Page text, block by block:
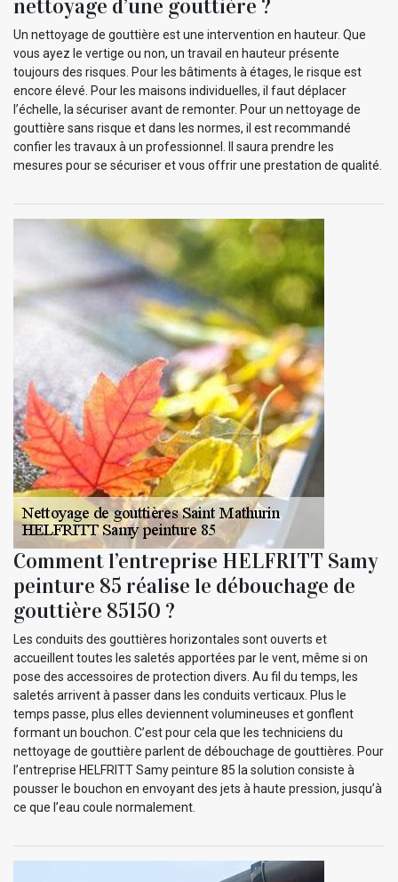
nettoyage d’une gouttière ?
Un nettoyage de gouttière est une intervention en hauteur. Que
vous ayez le vertige ou non, un travail en hauteur présente
toujours des risques. Pour les bâtiments à étages, le risque est
encore élevé. Pour les maisons individuelles, il faut déplacer
l’échelle, la sécuriser avant de remonter. Pour un nettoyage de
gouttière sans risque et dans les normes, il est recommandé
confier les travaux à un professionnel. Il saura prendre les
mesures pour se sécuriser et vous offrir une prestation de qualité.
Comment l’entreprise HELFRITT Samy
peinture 85 réalise le débouchage de
gouttière 85150 ?
Les conduits des gouttières horizontales sont ouverts et
accueillent toutes les saletés apportées par le vent, même si on
pose des accessoires de protection divers. Au fil du temps, les
saletés arrivent à passer dans les conduits verticaux. Plus le
temps passe, plus elles deviennent volumineuses et gonflent
formant un bouchon. C’est pour cela que les techniciens du
nettoyage de gouttière parlent de débouchage de gouttières. Pour
l’entreprise HELFRITT Samy peinture 85 la solution consiste à
pousser le bouchon en envoyant des jets à haute pression, jusqu’à
ce que l’eau coule normalement.